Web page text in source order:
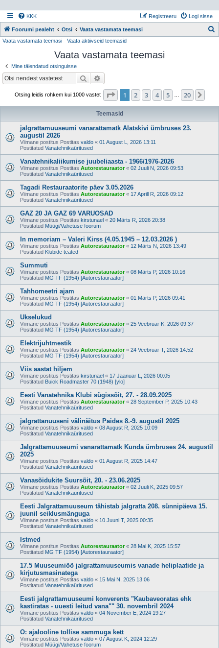
KKK Logi sisse
Registreeru
Foorumi pealeht Otsi Vaata vastamata teemasi
Vaata vastamata teemasi Vaata aktiivseid teemasid
Vaata vastamata teemasi
Mine täiendatud otsinguisse
Otsi
Otsing leidis rohkem kui 1000 vastet 1 . leht20 -st
1 2 3 4 5 20
Teemasid
jalgrattamuuseumi vanarattamatk Alatskivi ümbruses 23.
augustil 2026
Viimane postitus Postitas valdo « 01 August L, 2026 13:11
Postitatud Vanatehnikaüritused
Vanatehnikaliikumise juubeliaasta - 1966/1976-2026
Viimane postitus Postitas Autorestauraator« 02 Juuli N, 2026 09:53
Postitatud Vanatehnikaüritused
Tagadi Restauraatorite päev 3.05.2026
Viimane postitus Postitas Autorestauraator« 17 Aprill R, 2026 09:12
Postitatud Vanatehnikaüritused
GAZ 20 JA GAZ 69 VARUOSAD
Viimane postitus Postitas kirstunael « 20 Märts R, 2026 20:38
Postitatud Müügi/Vahetuse foorum
In memoriam – Valeri Kirss (4.05.1945 – 12.03.2026 )
Viimane postitus Postitas Autorestauraator« 12 Märts N, 2026 13:49
Postitatud Klubide teated
Summuti
Viimane postitus Postitas Autorestauraator« 08 Märts P, 2026 10:16
Postitatud MG TF (1954) [Autorestauraator]
Tahhomeetri ajam
Viimane postitus Postitas Autorestauraator« 01 Märts P, 2026 09:41
Postitatud MG TF (1954) [Autorestauraator]
Ukselukud
Viimane postitus Postitas Autorestauraator« 25 Veebruar K, 2026 09:37
Postitatud MG TF (1954) [Autorestauraator]
Elektrijuhtmestik
Viimane postitus Postitas Autorestauraator« 24 Veebruar T, 2026 14:52
Postitatud MG TF (1954) [Autorestauraator]
Viis aastat hiljem
Viimane postitus Postitas kirstunael « 17 Jaanuar L, 2026 00:05
Postitatud Buick Roadmaster 70 (1948) [ylo]
Eesti Vanatehnika Klubi sügissõit, 27. - 28.09.2025
Viimane postitus Postitas Autorestauraator« 28 September P, 2025 10:43
Postitatud Vanatehnikaüritused
jalgrattanuuseni välinäitus Paides 8.-9. augustil 2025
Viimane postitus Postitas valdo « 08 August R, 2025 10:09
Postitatud Vanatehnikaüritused
Jalgrattamuuseumi vanarattamatk Kunda ümbruses 24. augustil
2025
Viimane postitus Postitas valdo « 01 August R, 2025 14:47
Postitatud Vanatehnikaüritused
Vanasõidukite Suursõit, 20. - 23.06.2025
Viimane postitus Postitas Autorestauraator« 02 Juuli K, 2025 09:57
Postitatud Vanatehnikaüritused
Eesti Jalgrattamuuseum tähistab jalgratta 208. sünnipäeva 15.
juunil seiklusmänguga
Viimane postitus Postitas valdo « 10 Juuni T, 2025 00:35
Postitatud Vanatehnikaüritused
Istmed
Viimane postitus Postitas Autorestauraator« 28 Mai K, 2025 15:57
Postitatud MG TF (1954) [Autorestauraator]
17.5 Muuseumiöö jalgrattamuuseumis vanade heliplaatide ja
kirjutusmasinatega
Viimane postitus Postitas valdo « 15 Mai N, 2025 13:06
Postitatud Vanatehnikaüritused
Eesti jalgrattamuuseumi konverents "Kaubaveoratas ehk
kastiratas - uuesti leitud vana"" 30. novembril 2024
Viimane postitus Postitas valdo « 04 November E, 2024 19:27
Postitatud Vanatehnikaüritused
O: ajalooline tollise sammuga kett
Viimane postitus Postitas valdo « 07 August K, 2024 12:29
Postitatud Müügi/Vahetuse foorum